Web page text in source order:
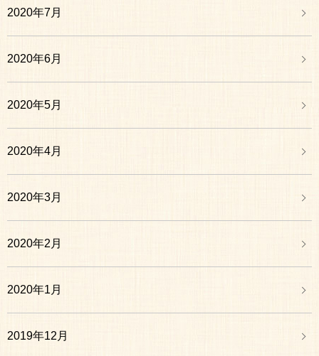
2020年7月
2020年6月
2020年5月
2020年4月
2020年3月
2020年2月
2020年1月
2019年12月